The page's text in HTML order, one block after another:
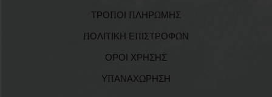
ΤΡΟΠΟΙ ΠΛΗΡΩΜΗΣ
ΠΟΛΙΤΙΚΗ ΕΠΙΣΤΡΟΦΩΝ
ΟΡΟΙ ΧΡΗΣΗΣ
ΥΠΑΝΑΧΩΡΗΣΗ